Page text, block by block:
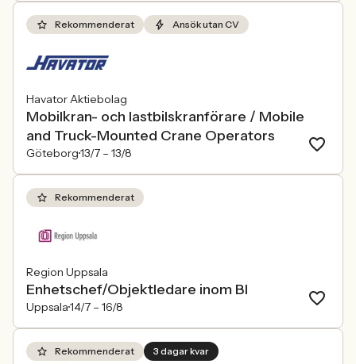
Rekommenderat Ansök utan CV
Havator Aktiebolag
Mobilkran- och lastbilskranförare / Mobile
and Truck-Mounted Crane Operators
Göteborg13/7 – 13/8
Rekommenderat
Region Uppsala
Enhetschef/Objektledare inom BI
Uppsala14/7 – 16/8
Rekommenderat 3 dagar kvar